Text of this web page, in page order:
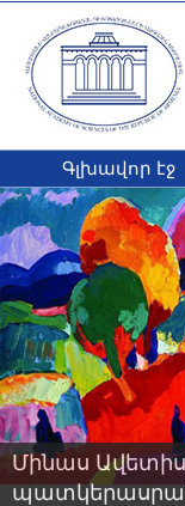
Գլխավոր էջ
Մինաս